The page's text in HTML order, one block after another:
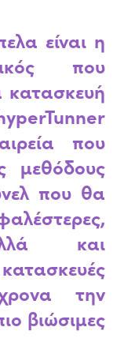
είναι η
που
κατασκευή
που
μεθόδους
που θα
και
κατασκευές
την
βιώσιμες